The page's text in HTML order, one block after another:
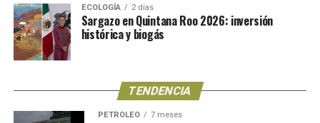
ECOLOGÍA 2 días
Sargazo en Quintana Roo 2026: inversión
histórica y biogás
TENDENCIA
PETRÓLEO 7 meses